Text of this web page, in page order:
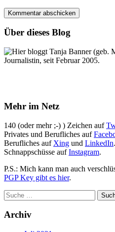
Über dieses Blog
Hier bloggt Tanja Banner (geb.
Journalistin, seit Februar 2005.
Mehr im Netz
140 (oder mehr ;-) ) Zeichen auf
Privates und Berufliches auf
Berufliches auf Xing und LinkedIn.
Schnappschüsse aufInstagram.
P.S.: Mich kann man auch
PGP Key gibt es hier.
Archiv